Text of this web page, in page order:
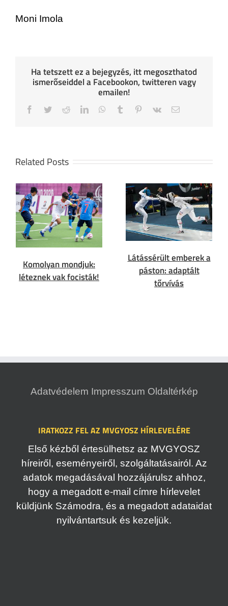
Moni Imola
Ha tetszett ez a bejegyzés, itt megoszthatod
ismerőseiddel a Facebookon, twitteren vagy
emailen!
Facebook
TwitterRedditLinkedInWhatsApp
Tumblr Pinterest
Vk Email
Related Posts
Komolyan mondjuk:
léteznek vak focisták!
Látássérült emberek a
páston: adaptált
tőrvívás
Adatvédelem Impresszum Oldaltérkép
IRATKOZZ FEL AZ MVGYOSZ HÍRLEVELÉRE
Első kézből értesülhetsz az MVGYOSZ
híreiről, eseményeiről, szolgáltatásairól. Az
adatok megadásával hozzájárulsz ahhoz,
hogy a megadott e-mail címre hírlevelet
küldjünk Számodra, és a megadott adataidat
nyilvántartsuk és kezeljük.